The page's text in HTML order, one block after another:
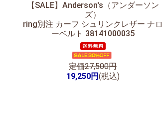
【SALE】 Anderson's（アンダーソン
ズ）
ring別注 カーフ シュリンクレザー ナロ
ーベルト 38141000035
定価27,500円
19,250円(税込)